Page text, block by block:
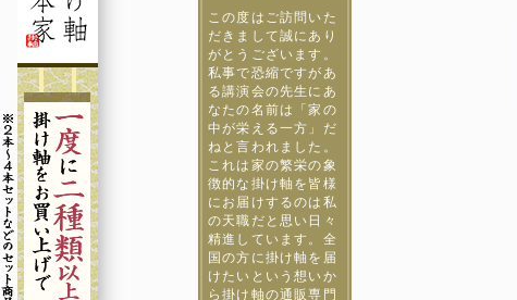
この度はご訪問いた
だきまして誠にあり
がとうございます。
私事で恐縮ですがあ
る講演会の先生にあ
なたの名前は「家の
中が栄える一方」だ
ねと言われました。
これは家の繁栄の象
徴的な掛け軸を皆様
にお届けするのは私
の天職だと思い日々
精進しています。全
国の方に掛け軸を届
けたいという想いか
ら掛け軸の通販専門